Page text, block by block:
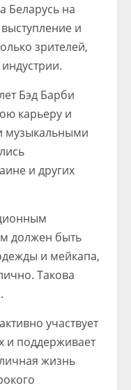
Беларусь на
и
зрителей,
Бэд Барби
карьеру и
музыкальными
и других
должен быть
и мейкапа,
Такова
участвует
и поддерживает
жизнь